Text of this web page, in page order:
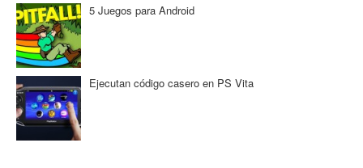
5 Juegos para Android
Ejecutan código casero en PS Vita